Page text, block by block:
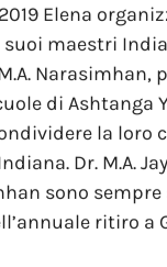
Elena
maestri
Narasimhan,
di Ashtanga
la loro
Dr. M.A.
sono
ritiro a